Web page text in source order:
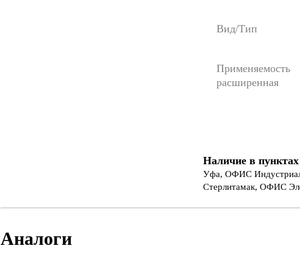
Вид/Тип
Применяемость
расширенная
Наличие в
Уфа, ОФИС
Стерлитамак, ОФИС
Аналоги